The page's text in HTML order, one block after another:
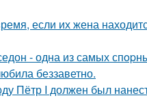
если их жена
- одна из самых
беззаветно.
Пётр I должен был